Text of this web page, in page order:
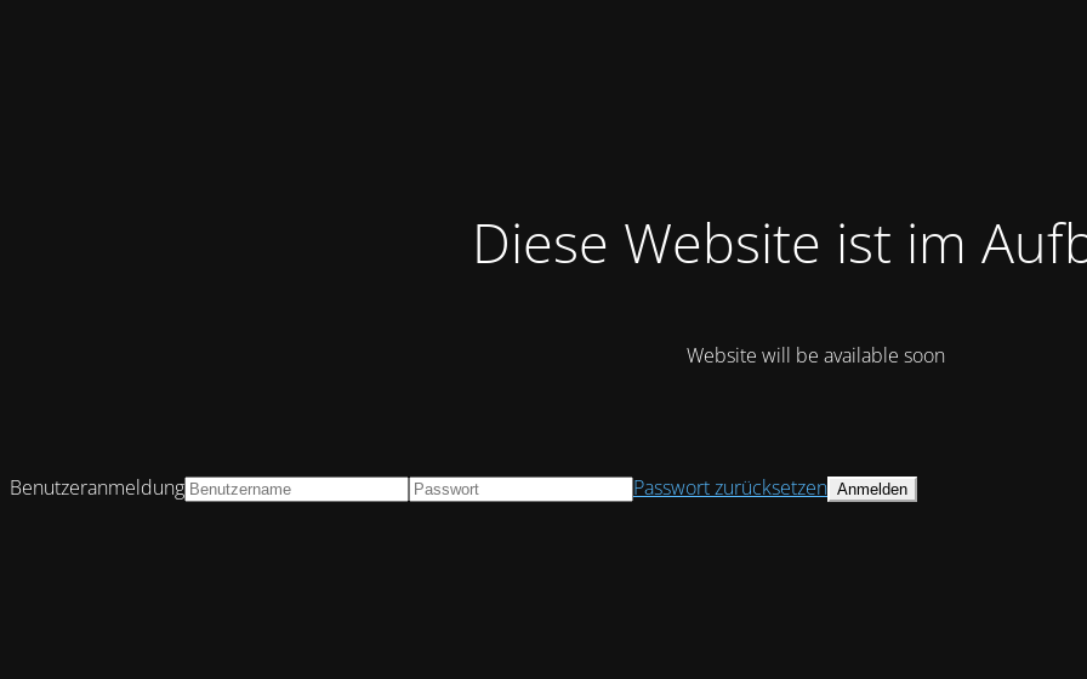
Diese Website ist im
Website will be available soon
Benutzeranmeldung Passwort zurücksetzen